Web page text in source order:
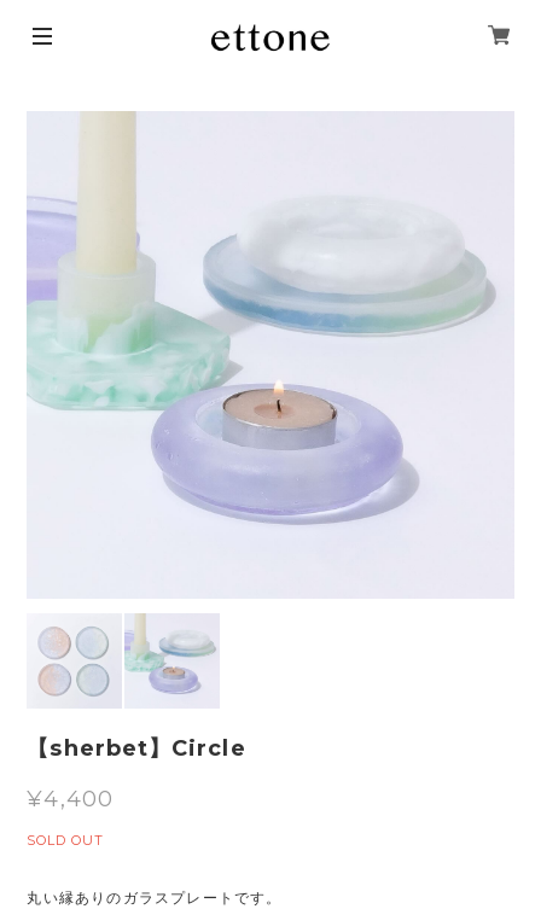
【sherbet】Circle
¥4,400
SOLD OUT
丸い縁ありのガラスプレートです。